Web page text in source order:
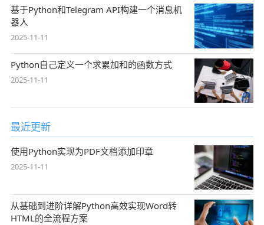
基于Python和Telegram API构建一个消息机
器人
2025-11-11
Python自己定义一个求累加和的函数方式
2025-11-11
最近更新
使用Python实现为PDF文档添加印章
2025-11-11
从基础到进阶详解Python高效实现Word转
HTML的全流程方案